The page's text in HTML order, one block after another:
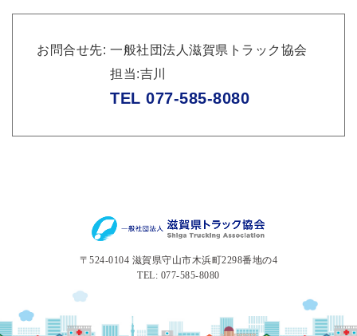
お問合せ先 一般社団法人滋賀県トラック協会
担当:吉川
TEL 077-585-8080
〒524-0104 滋賀県守山市木浜町2298番地の4
TEL: 077-585-8080